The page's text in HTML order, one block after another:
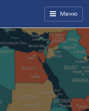
Меню